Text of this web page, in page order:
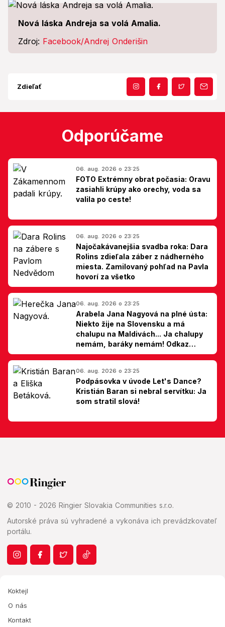
Nová láska Andreja sa volá Amalia.
Zdroj: Facebook/Andrej Onderišin
Zdieľať
Odporúčame
06. aug. 2026 o 23:25
FOTO Extrémny obrat počasia: Oravu
zasiahli krúpy ako orechy, voda sa
valila po ceste!
06. aug. 2026 o 23:25
Najočakávanejšia svadba roka: Dara
Rolins zdieľala záber z nádherného
miesta. Zamilovaný pohľad na Pavla
hovorí za všetko
06. aug. 2026 o 23:25
Arabela Jana Nagyová na plné ústa:
Niekto žije na Slovensku a má
chalupu na Maldivách... Ja chalupy
nemám, baráky nemám! Odkaz
Slovákom
06. aug. 2026 o 23:25
Podpásovka v úvode Let's Dance?
Kristián Baran si nebral servítku: Ja
som stratil slová!
© 2010 - 2026 Ringier Slovakia Communities s.r.o.
Autorské práva sú vyhradené a vykonáva ich prevádzkovateľ
portálu.
Koktejl
O nás
Kontakt